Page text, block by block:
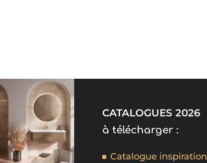
CATALOGUES 2026
à télécharger :
Catalogue inspiration